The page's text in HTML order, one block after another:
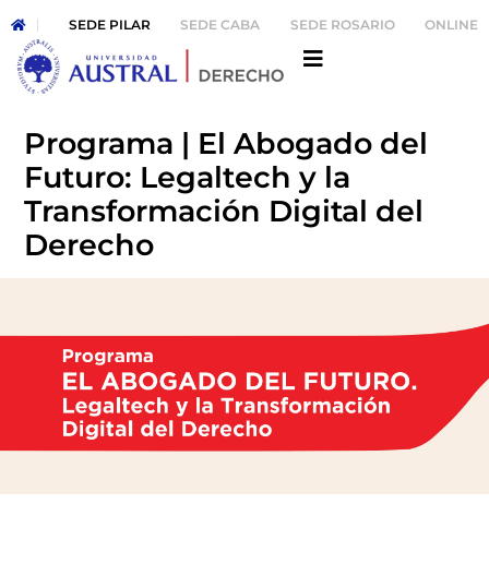
SEDE PILAR SEDE CABA SEDE ROSARIO ONLINE
Programa | El Abogado del
Futuro: Legaltech y la
Transformación Digital del
Derecho